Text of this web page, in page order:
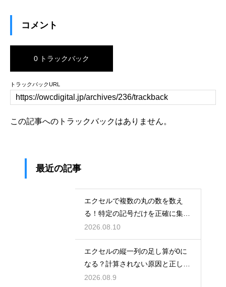
コメント
0 トラックバック
トラックバックURL
この記事へのトラックバックはありません。
最近の記事
エクセルで複数の丸の数を数え
る！特定の記号だけを正確に集計
する関数
2026.08.10
エクセルの縦一列の足し算が0に
なる？計算されない原因と正しい
対処法
2026.08.9